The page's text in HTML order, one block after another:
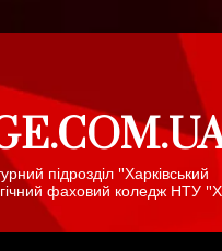
підрозділ "Харківський
фаховий коледж НТУ